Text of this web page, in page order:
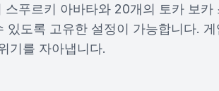
푸르키 아바타와 20개의 토카 보카
도록 고유한 설정이 가능합니다.
기를 자아냅니다.